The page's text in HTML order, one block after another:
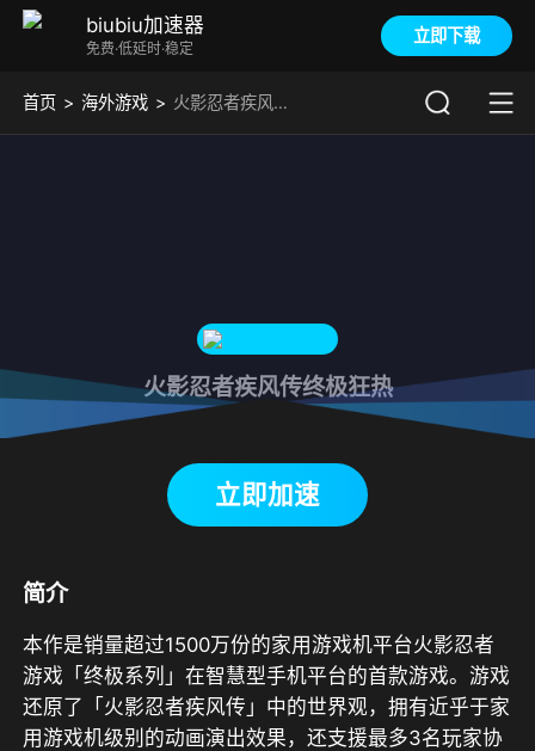
biubiu加速器
免费·低延时·稳定
立即下载
首页 海外游戏 火影忍者疾风传终极狂热加速器
火影忍者疾风传终极狂热
立即加速
简介
本作是销量超过1500万份的家用游戏机平台火影忍者
游戏「终极系列」在智慧型手机平台的首款游戏。游戏
还原了「火影忍者疾风传」中的世界观，拥有近乎于家
用游戏机级别的动画演出效果，还支援最多3名玩家协